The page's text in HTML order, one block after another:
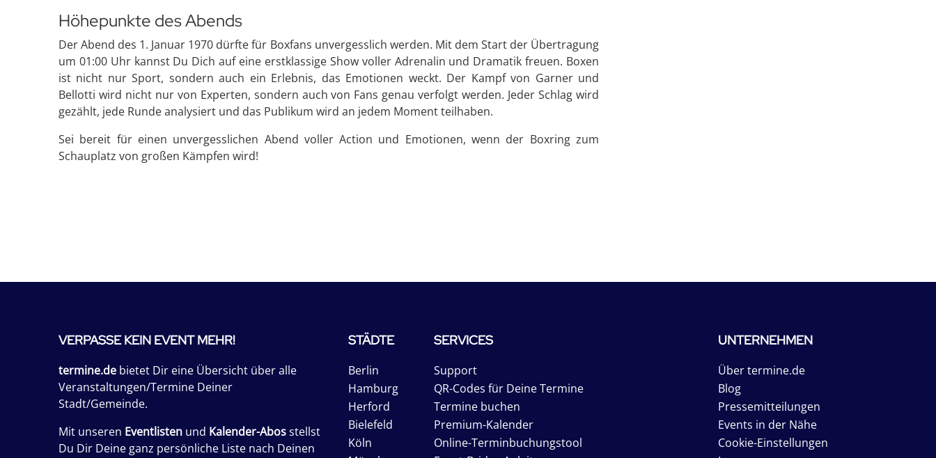
Höhepunkte des Abends
Der Abend des 1. Januar 1970 dürfte für Boxfans unvergesslich werden. Mit dem Start der Übertragung
um 01:00 Uhr kannst Du Dich auf eine erstklassige Show voller Adrenalin und Dramatik freuen. Boxen
ist nicht nur Sport, sondern auch ein Erlebnis, das Emotionen weckt. Der Kampf von Garner und
Bellotti wird nicht nur von Experten, sondern auch von Fans genau verfolgt werden. Jeder Schlag wird
gezählt, jede Runde analysiert und das Publikum wird an jedem Moment teilhaben.
Sei bereit für einen unvergesslichen Abend voller Action und Emotionen, wenn der Boxring zum
Schauplatz von großen Kämpfen wird!
VERPASSE KEIN EVENT MEHR!
termine.de bietet Dir eine Übersicht über alle
Veranstaltungen/Termine Deiner
Stadt/Gemeinde.
Mit unseren Eventlisten und Kalender-Abosstellst
Du Dir Deine ganz persönliche Liste nach Deinen
STÄDTE
Berlin
Hamburg
Herford
Bielefeld
Köln
SERVICES
Support
QR-Codes für Deine Termine
Termine buchen
Premium-Kalender
Online-Terminbuchungstool
UNTERNEHMEN
Über termine.de
Blog
Pressemitteilungen
Events in der Nähe
Cookie-Einstellungen